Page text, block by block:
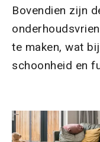
Bovendien zijn
te maken, wat
schoonheid en